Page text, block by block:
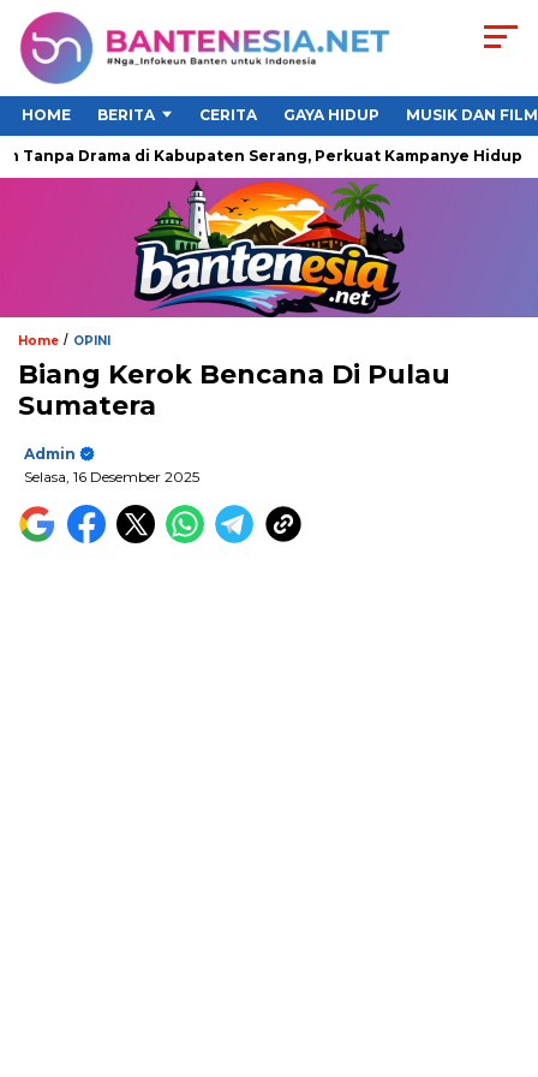
HOME BERITA CERITA GAYA HIDUP MUSIK DAN FILM
Drama di Kabupaten Serang, Perkuat Kampanye Hidup
Home / OPINI
Biang Kerok Bencana Di Pulau
Sumatera
Admin
Selasa, 16 Desember 2025